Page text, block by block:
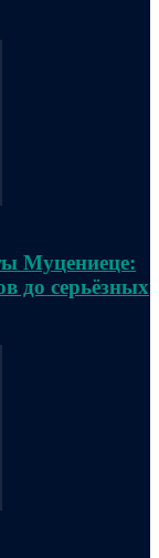
Муцениеце:
до серьёзных